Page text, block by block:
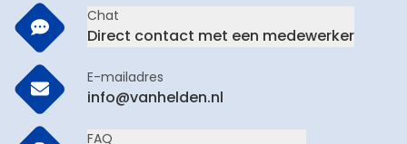
Chat
Direct contact met een medewerker
E-mailadres
info@vanhelden.nl
FAQ